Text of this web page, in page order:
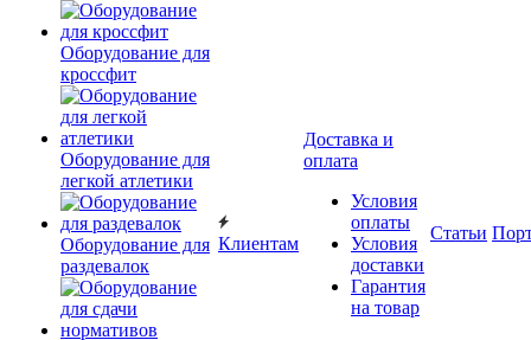
Оборудование для
кроссфит
Оборудование для
легкой атлетики
Оборудование для
раздевалок
Клиентам
Доставка и
оплата
Условия
оплаты
Условия
доставки
Гарантия
на товар
Статьи